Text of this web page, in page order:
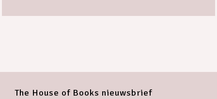
The House of Books nieuwsbrief